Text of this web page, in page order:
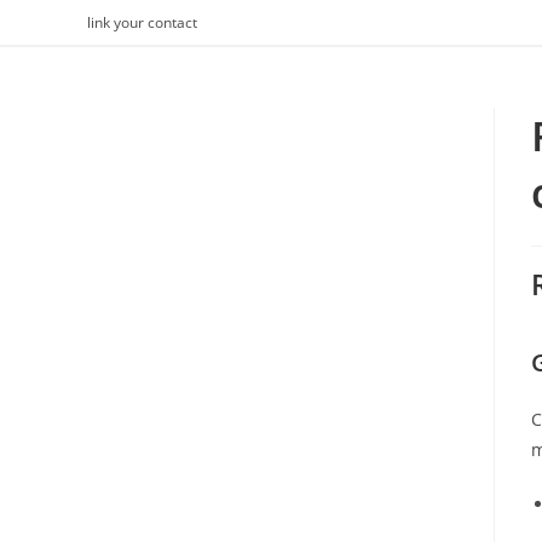
link your contact